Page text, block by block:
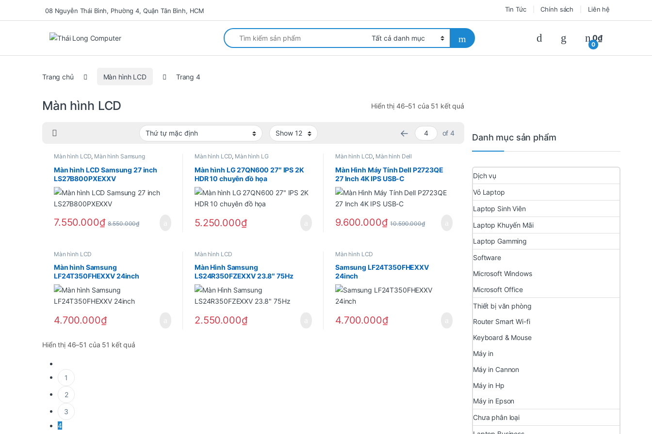
08 Nguyễn Thái Bình, Phường 4, Quận Tân Bình, HCM Tin Tức Chính sách Liên hệ
Search for:
0
0₫
Trang chủ Màn hình LCD Trang 4
Màn hình LCD Hiển thị 46–51 của 51 kết quả
← of 4
Màn hình LCD, Màn hình Samsung
Màn hình LCD Samsung 27 inch
LS27B800PXEXXV
7.550.000₫ 8.550.000₫
Màn hình LCD, Màn hình LG
Màn hình LG 27QN600 27″ IPS 2K
HDR 10 chuyên đồ họa
5.250.000₫
Màn hình LCD, Màn hình Dell
Màn Hình Máy Tính Dell P2723QE
27 Inch 4K IPS USB-C
9.600.000₫ 10.590.000₫
Màn hình LCD
Màn hình Samsung
LF24T350FHEXXV 24inch
4.700.000₫
Màn hình LCD
Màn Hình Samsung
LS24R350FZEXXV 23.8″ 75Hz
2.550.000₫
Màn hình LCD
Samsung LF24T350FHEXXV
24inch
4.700.000₫
Hiển thị 46–51 của 51 kết quả
1
2
3
4
Danh mục sản phẩm
Dịch vụ
Vỏ Laptop
Laptop Sinh Viên
Laptop Khuyến Mãi
Laptop Gamming
Software
Microsoft Windows
Microsoft Office
Thiết bị văn phòng
Router Smart Wi-fi
Keyboard & Mouse
Máy in
Máy in Cannon
Máy in Hp
Máy in Epson
Chưa phân loại